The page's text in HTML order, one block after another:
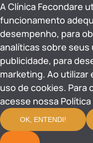
A Clínica Fecondare
funcionamento
desempenho, para
analíticas sobre seus
publicidade, para
marketing. Ao
uso de cookies. Para
acesse nossa
OK, ENTENDI!